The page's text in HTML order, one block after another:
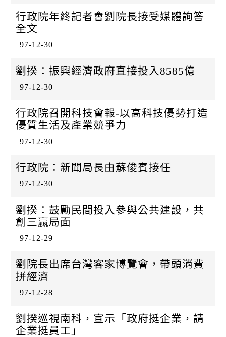
行政院年終記者會劉院長接受媒體詢答
全文
97-12-30
劉揆：振興經濟政府直接投入8585億
97-12-30
行政院召開科技會報-以高科技優勢打造
優質生活及產業競爭力
97-12-30
行政院：新聞局長由蘇俊賓接任
97-12-30
劉揆：鼓勵民間投入參與公共建設，共
創三贏局面
97-12-29
劉院長出席台灣客家博覽會，帶頭消費
拼經濟
97-12-28
劉揆巡視南科，宣示「政府挺企業，請
企業挺員工」